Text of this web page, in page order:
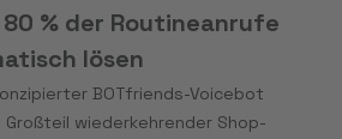
% der Routineanrufe
lösen
BOTfriends-Voicebot
Großteil wiederkehrender Shop-